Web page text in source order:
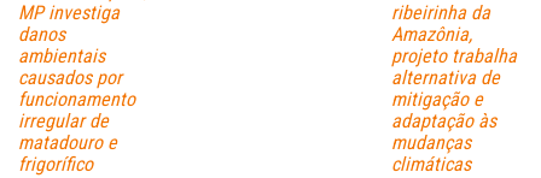
MP investiga
danos
ambientais
causados por
funcionamento
irregular de
matadouro e
frigorífico
ribeirinha da
Amazônia,
projeto trabalha
alternativa de
mitigação e
adaptação às
mudanças
climáticas